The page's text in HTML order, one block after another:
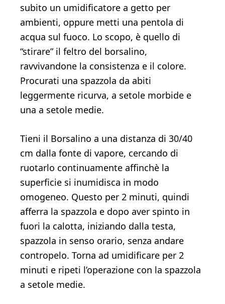
subito un umidificatore a getto per
ambienti, oppure metti una pentola di
acqua sul fuoco. Lo scopo, è quello di
“stirare” il feltro del borsalino,
ravvivandone la consistenza e il colore.
Procurati una spazzola da abiti
leggermente ricurva, a setole morbide e
una a setole medie.
Tieni il Borsalino a una distanza di 30/40
cm dalla fonte di vapore, cercando di
ruotarlo continuamente affinchè la
superficie si inumidisca in modo
omogeneo. Questo per 2 minuti, quindi
afferra la spazzola e dopo aver spinto in
fuori la calotta, iniziando dalla testa,
spazzola in senso orario, senza andare
contropelo. Torna ad umidificare per 2
minuti e ripeti l’operazione con la spazzola
a setole medie.